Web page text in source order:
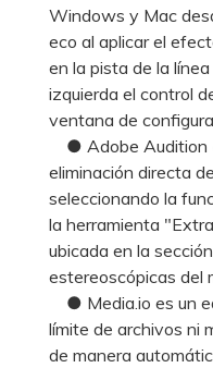
Windows y Mac
eco al aplicar el
en la pista de la
izquierda el control
ventana de
● Adobe Audition
eliminación directa
seleccionando la
la herramienta
ubicada en la
estereoscópicas del
● Media.io es un
límite de archivos ni
de manera